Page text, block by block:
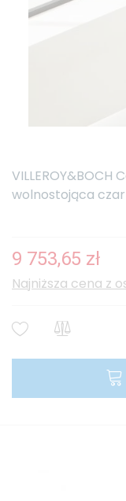
wolnostojąca
9 753,65 zł
Najniższa cena z